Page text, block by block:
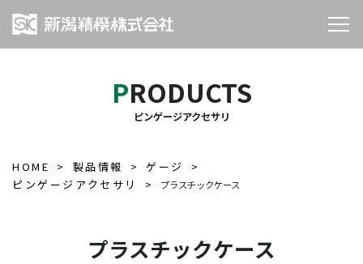
PRODUCTS
ピンゲージアクセサリ
HOME 製品情報
ゲージ
ピンゲージアクセサリ
プラスチックケース
プラスチックケース